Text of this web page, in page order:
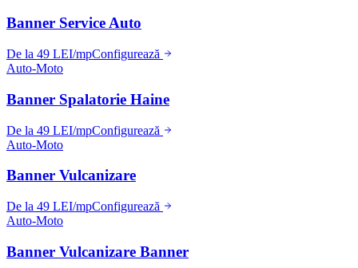
Banner Service Auto
De la 49 LEI/mpConfigurează
Auto-Moto
Banner Spalatorie Haine
De la 49 LEI/mpConfigurează
Auto-Moto
Banner Vulcanizare
De la 49 LEI/mpConfigurează
Auto-Moto
Banner Vulcanizare Banner